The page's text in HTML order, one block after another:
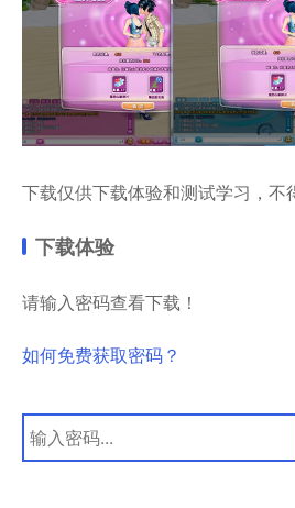
下载仅供下载体验和测试学习，不
下载体验
请输入密码查看下载！
如何免费获取密码？